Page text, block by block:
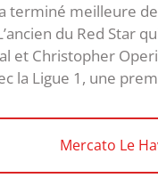
terminé meilleure
du Red Star
et Christopher
la Ligue 1, une
Mercato Le